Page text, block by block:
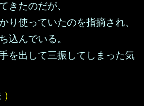
きたのだが、
り使っていたのを指摘され、
込んでいる。
を出して三振してしまった気
）